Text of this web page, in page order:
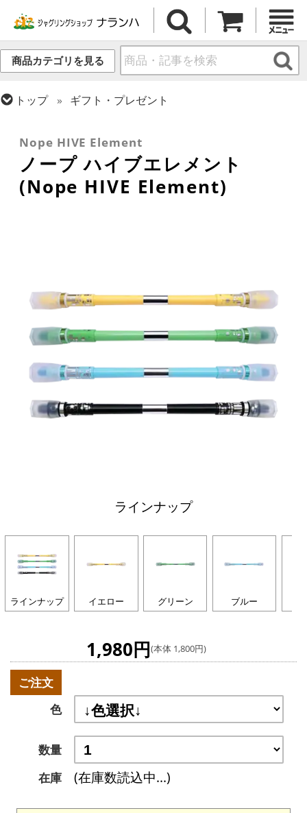
商品カテゴリを見る
トップ
ギフト・プレゼント
Nope HIVE Element
ノープ ハイブエレメント
(Nope HIVE Element)
ラインナップ
ラインナップ イエロー グリーン ブルー
1,980円(本体 1,800円)
ご注文
色
数量
在庫
(在庫数読込中...)